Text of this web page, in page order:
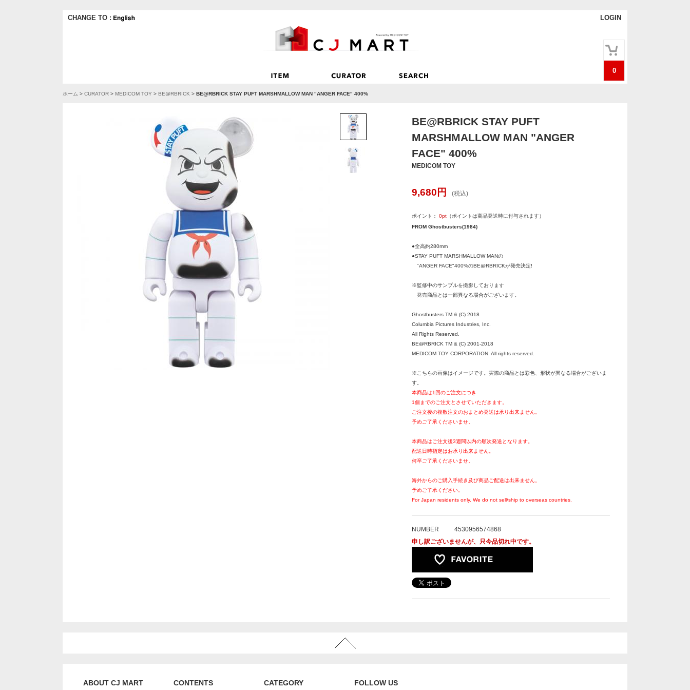
CHANGE TO : LOGIN
0
ホーム > CURATOR > MEDICOM TOY > BE@RBRICK > BE@RBRICK STAY PUFT MARSHMALLOW MAN "ANGER FACE" 400%
BE@RBRICK STAY PUFT
MARSHMALLOW MAN "ANGER
FACE" 400%
MEDICOM TOY
9,680 円 (税込)
ポイント： 0pt （ポイントは商品発送時に付与されます）
FROM Ghostbusters(1984)
●全高約280mm
●STAY PUFT MARSHMALLOW MANの
"ANGER FACE"400%のBE@RBRICKが発売決定!
※監修中のサンプルを撮影しております
発売商品とは一部異なる場合がございます。
Ghostbusters TM & (C) 2018
Columbia Pictures Industries, Inc.
All Rights Reserved.
BE@RBRICK TM & (C) 2001-2018
MEDICOM TOY CORPORATION. All rights reserved.
※こちらの画像はイメージです。実際の商品とは彩色、形状が異なる場合がございま
す。
本商品は1回のご注文につき
1個までのご注文とさせていただきます。
ご注文後の複数注文のおまとめ発送は承り出来ません。
予めご了承くださいませ。
本商品はご注文後3週間以内の順次発送となります。
配送日時指定はお承り出来ません。
何卒ご了承くださいませ。
海外からのご購入手続き及び商品ご配送は出来ません。
予めご了承ください。
For Japan residents only. We do not sell/ship to overseas countries.
NUMBER
4530956574868
申し訳ございませんが、只今品切れ中です。
ABOUT CJ MART CONTENTS CATEGORY FOLLOW US